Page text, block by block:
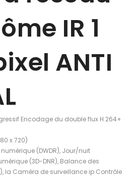
IR 1
ANTI
Encodage du double flux H.264+
x 720)
(DWDR), Jour/nuit
(3D-DNR), Balance des
la Caméra de surveillance ip Contrôle